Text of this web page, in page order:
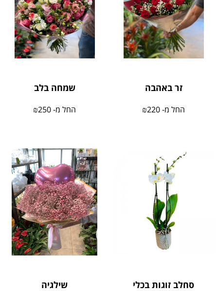
זר באהבה
החל מ- ₪220
שמחה בלב
החל מ- ₪250
סחלב זוגות בכלי שילגיה